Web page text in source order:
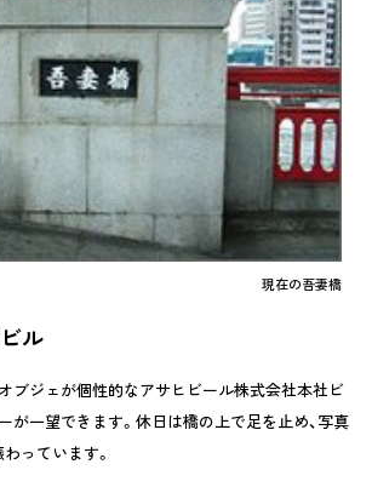
現在の吾妻橋
ル
ブジェが個性的なアサヒビール株式会社本社ビ
が一望できます。休日は橋の上で足を止め、写真
っています。